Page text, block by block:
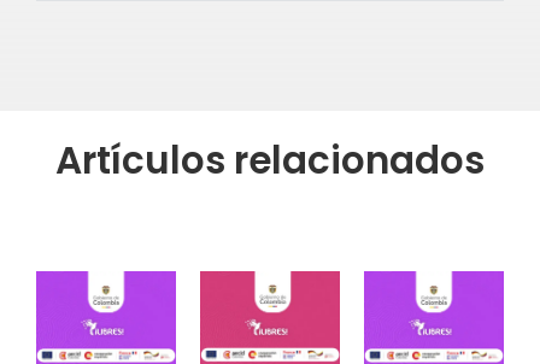
Artículos relacionados